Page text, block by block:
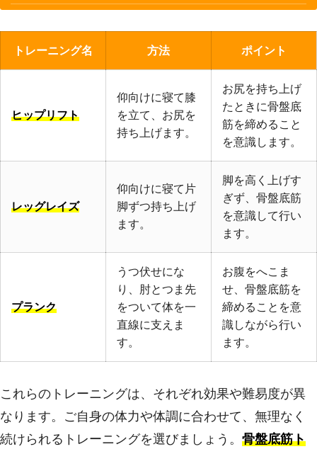
トレーニング名 方法 ポイント
ヒップリフト
仰向けに寝て膝
を立て、お尻を
持ち上げます。
お尻を持ち上げ
たときに骨盤底
筋を締めること
を意識します。
レッグレイズ
仰向けに寝て片
脚ずつ持ち上げ
ます。
脚を高く上げす
ぎず、骨盤底筋
を意識して行い
ます。
プランク
うつ伏せにな
り、肘とつま先
をついて体を一
直線に支えま
す。
お腹をへこま
せ、骨盤底筋を
締めることを意
識しながら行い
ます。
これらのトレーニングは、それぞれ効果や難易度が異
なります。ご自身の体力や体調に合わせて、無理なく
続けられるトレーニングを選びましょう。 骨盤底筋ト